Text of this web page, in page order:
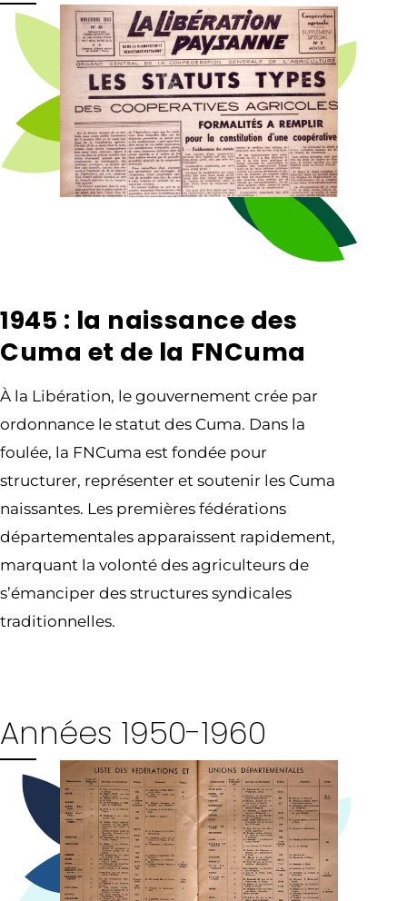
1945 : la naissance des
Cuma et de la FNCuma
À la Libération, le gouvernement crée par
ordonnance le statut des Cuma. Dans la
foulée, la FNCuma est fondée pour
structurer, représenter et soutenir les Cuma
naissantes. Les premières fédérations
départementales apparaissent rapidement,
marquant la volonté des agriculteurs de
s’émanciper des structures syndicales
traditionnelles.
Années 1950-1960